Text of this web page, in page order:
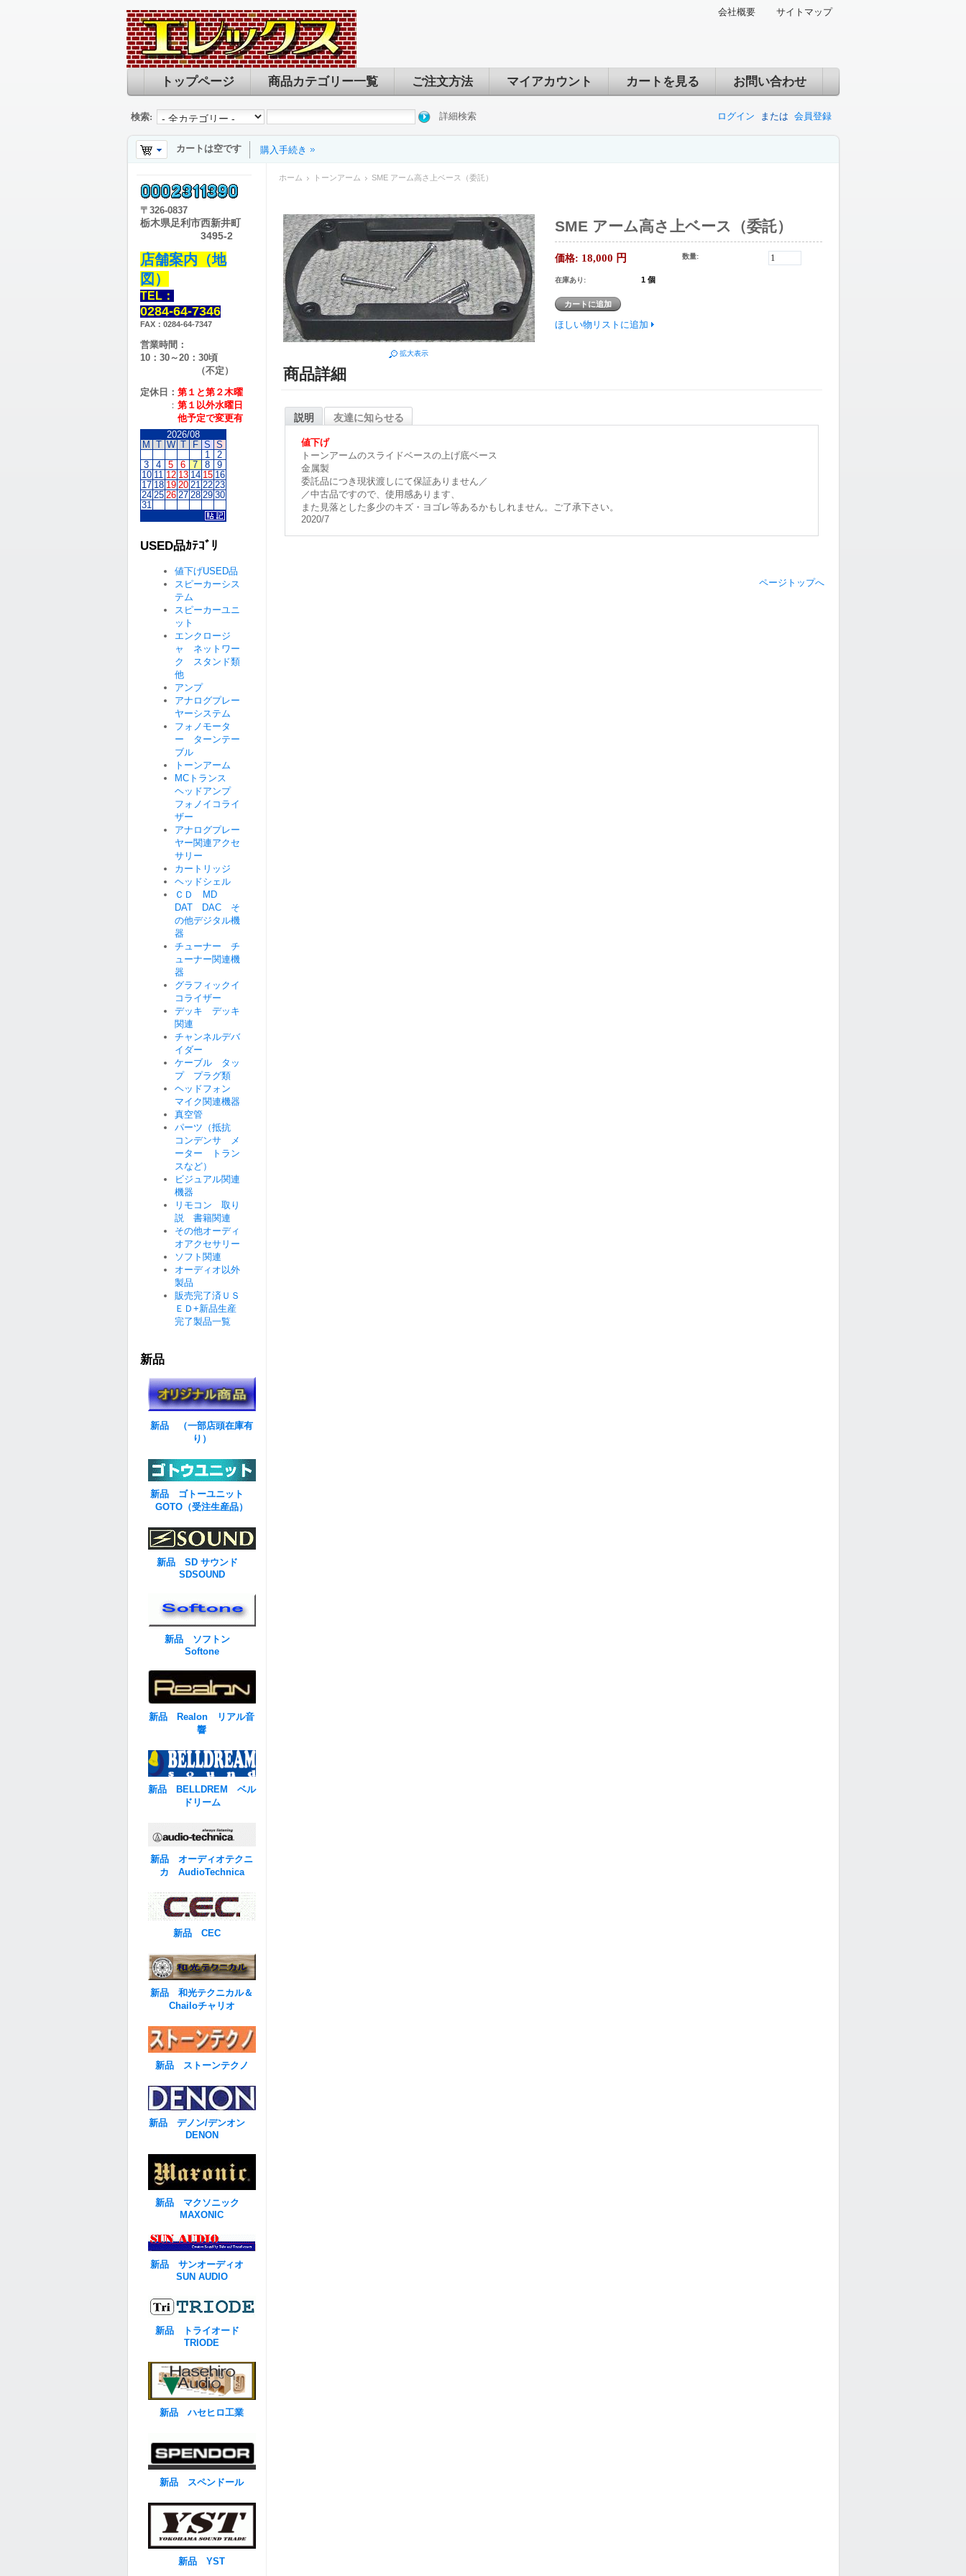
会社概要 サイトマップ
トップページ 商品カテゴリー一覧 ご注文方法 マイアカウント カートを見る お問い合わせ
ログイン または 会員登録
検索: 詳細検索
カートは空です 購入手続き
ホーム トーンアーム SME アーム高さ上ベース（委託）
拡大表示
SME アーム高さ上ベース（委託）
価格: 18,000 円
在庫あり: 1 個
ほしい物リストに追加
数量:
商品詳細
説明 友達に知らせる
値下げ
トーンアームのスライドベースの上げ底ベース
金属製
委託品につき現状渡しにて保証ありません／
／中古品ですので、使用感あります、
また見落とした多少のキズ・ヨゴレ等あるかもしれません。ご了承下さい。
2020/7
ページトップへ
〒 326-0837
栃木県足利市西新井町
3495-2
店舗案内（地
図）
TEL：
0284-64-7346
FAX：0284-64-7347
営業時間：
10：30～20：30頃
（不定）
定休日： 第１と第２木曜
： 第１以外水曜日
他予定で変更有
2026/08
M
T W T F S S
1
2
3
4 5 6 7 8
9
10 11 12 13 14 15 16
17 18 19 20 21 22 23
24 25 26 27 28 29 30
31
USED品ｶﾃｺﾞﾘ
値下げUSED品
スピーカーシス
テム
スピーカーユニ
ット
エンクロージ
ャ ネットワー
ク スタンド類
他
アンプ
アナログプレー
ヤーシステム
フォノモータ
ー ターンテー
ブル
トーンアーム
MCトランス
ヘッドアンプ
フォノイコライ
ザー
アナログプレー
ヤー関連アクセ
サリー
カートリッジ
ヘッドシェル
ＣＤ MD
DAT DAC そ
の他デジタル機
器
チューナー チ
ューナー関連機
器
グラフィックイ
コライザー
デッキ デッキ
関連
チャンネルデバ
イダー
ケーブル タッ
プ プラグ類
ヘッドフォン
マイク関連機器
真空管
パーツ（抵抗
コンデンサ メ
ーター トラン
スなど）
ビジュアル関連
機器
リモコン 取り
説 書籍関連
その他オーディ
オアクセサリー
ソフト関連
オーディオ以外
製品
販売完了済ＵＳ
ＥＤ+新品生産
完了製品一覧
新品
新品 （一部店頭在庫有
り）
新品 ゴトーユニット
GOTO（受注生産品）
新品 SD サウンド
SDSOUND
新品 ソフトン
Softone
新品 Realon リアル音
響
新品 BELLDREM ベル
ドリーム
新品 オーディオテクニ
カ AudioTechnica
新品 CEC
新品 和光テクニカル＆
Chailoチャリオ
新品 ストーンテクノ
新品 デノン/デンオン
DENON
新品 マクソニック
MAXONIC
新品 サンオーディオ
SUN AUDIO
新品 トライオード
TRIODE
新品 ハセヒロ工業
新品 スペンドール
新品 YST